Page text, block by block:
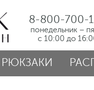
8-800-700-
понедельник –
с 10:00 до
РЮКЗАКИ